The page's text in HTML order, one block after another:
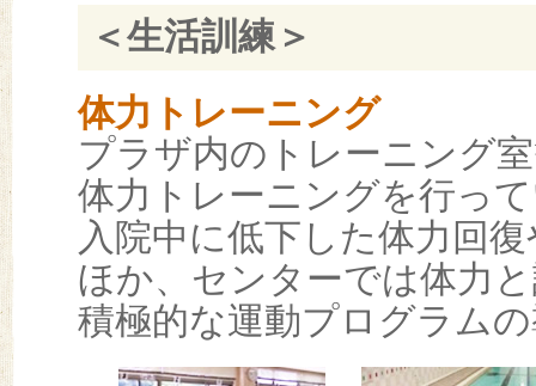
＜生活訓練＞
体力トレーニング
プラザ内のトレーニング
体力トレーニングを行っ
入院中に低下した体力回
ほか、センターでは体力
積極的な運動プログラム